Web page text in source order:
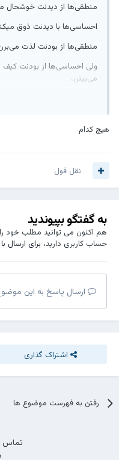
منطقى‌ها از ديدنت خوشحال
احساسی‌ها با ديدنت ذوق
منطقى‌ها از بودنت لذت
ولى احساسی‌ها از بودنت
می‌بينن،
ولى احساسی‌ها با روياى
ولى احساسی‌ها به سمتت
ولى احساسی‌ها مى‌شنون، ذوق
بال درمیارن، پرواز ميكنن، و
هیچ کدام
نقل قول
به گفتگو بپیوندید
هم اکنون می توانید مطلب خود را
حساب کاربری دارید، برای ارسال
ارسال پاسخ به این
اشتراک گذاری
رفتن به فهرست موضوع ها
تماس